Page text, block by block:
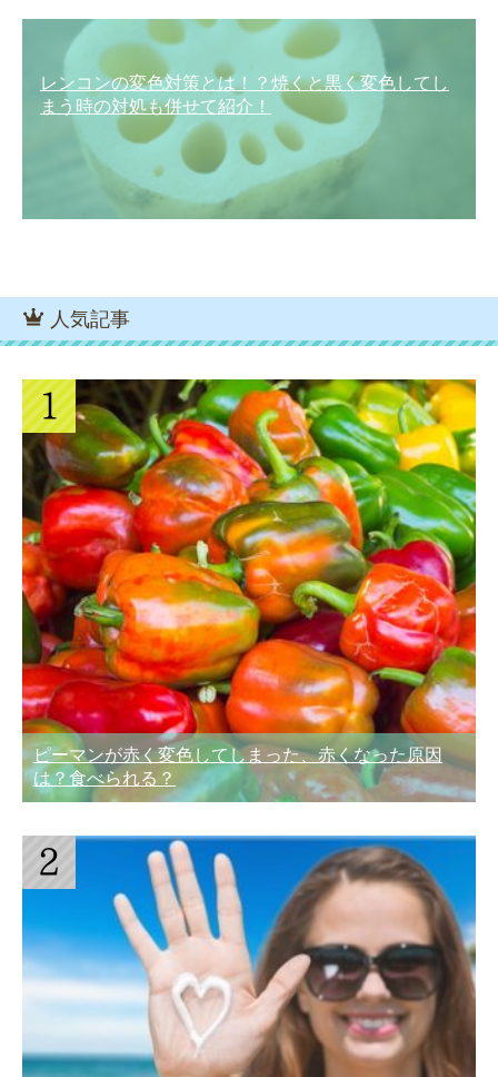
レンコンの変色対策とは！？焼くと黒く変色してし
まう時の対処も併せて紹介！
人気記事
ピーマンが赤く変色してしまった、赤くなった原因
は？食べられる？